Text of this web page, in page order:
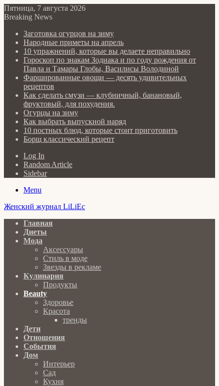
Пятница, 7 августа 2026
Breaking News
Заготовка огурцов на зиму
Народные приметы на апрель
10 упражнений, которые вы делаете неправильно
Гороскоп по знакам Зодиака и по году рождения от
Павла и Тамары Глобы, Василисы Володиной
Фаршированные овощи — десять удивительных
рецептов
Как сделать cмузи — клубничный, банановый,
фруктовый, для похудения.
Огурцы на зиму
Как выбрать выпускной наряд
10 постных блюд, которые стоит приготовить
Борщ классический рецепт
Log In
Random Article
Sidebar
Menu
Женский журнал LiLiEc
Главная
Диеты
Мода
Аксессуары
Стиль в моде
Звезды в рекламе
Кулинария
Продукты
Beauty
Здоровье
Красота
тренды
Дети
Отношения
События
Дом
Интерьер
Сад
Кухня